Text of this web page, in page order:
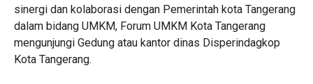
sinergi dan kolaborasi dengan Pemerintah kota Tangerang
dalam bidang UMKM, Forum UMKM Kota Tangerang
mengunjungi Gedung atau kantor dinas Disperindagkop
Kota Tangerang.